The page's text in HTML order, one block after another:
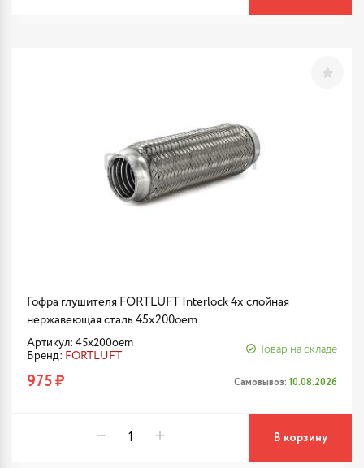
Гофра глушителя FORTLUFT Interlock 4х слойная
нержавеющая сталь 45x200oem
Артикул: 45x200oem
Бренд: FORTLUFT
Товар на складе
975 ₽ Самовывоз: 10.08.2026
В корзину